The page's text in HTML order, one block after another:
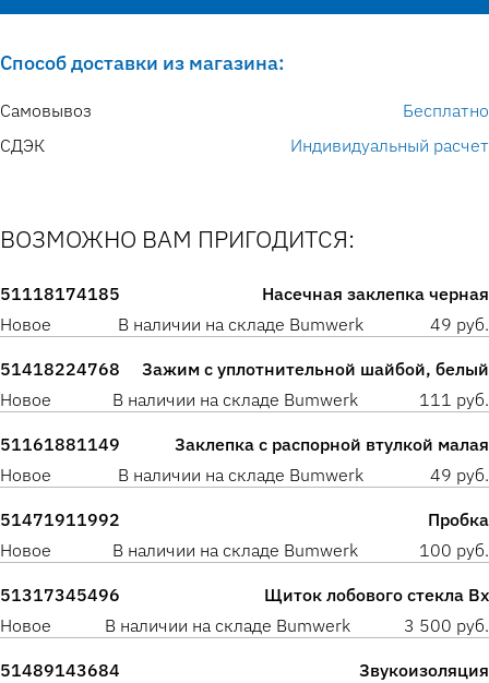
Способ доставки из магазина:
Самовывоз
Бесплатно
СДЭК
Индивидуальный расчет
ВОЗМОЖНО ВАМ ПРИГОДИТСЯ:
51118174185
Насечная заклепка черная
Новое
В наличии на складе Bumwerk 49 руб.
51418224768
Зажим с уплотнительной шайбой, белый
Новое
В наличии на складе Bumwerk 111 руб.
51161881149
Заклепка с распорной втулкой малая
Новое
В наличии на складе Bumwerk 49 руб.
51471911992
Пробка
Новое
В наличии на складе Bumwerk 100 руб.
51317345496
Щиток лобового стекла Вх
Новое
В наличии на складе Bumwerk 3 500 руб.
51489143684
Звукоизоляция